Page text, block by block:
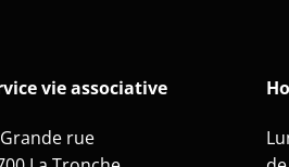
vie associative
rue